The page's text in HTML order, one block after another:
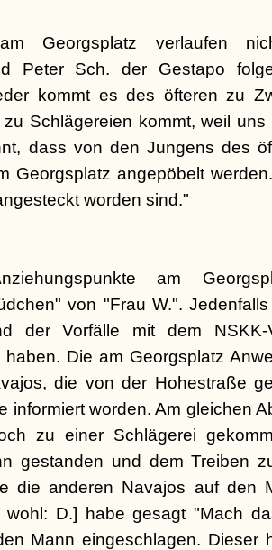
Georgsplatz verlaufen
Peter Sch. der Gestapo
kommt es des öfteren zu
Schlägereien kommt, weil
dass von den Jungens des
Georgsplatz angepöbelt
worden sind."
am
von "Frau W.".
der Vorfälle mit dem NSKK-
haben. Die am Georgsplatz
die von der Hohestraße
informiert worden. Am gleichen
zu einer Schlägerei
gestanden und dem Treiben
die anderen Navajos auf den
wohl: D.] habe gesagt "Mach
Mann eingeschlagen. Dieser